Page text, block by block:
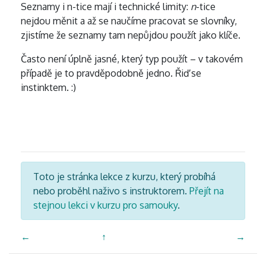
Seznamy i n-tice mají i technické limity: n-tice
nejdou měnit a až se naučíme pracovat se slovníky,
zjistíme že seznamy tam nepůjdou použít jako klíče.
Často není úplně jasné, který typ použít – v takovém
případě je to pravděpodobně jedno. Řiď se
instinktem. :)
Toto je stránka lekce z kurzu, který probíhá
nebo proběhl naživo s instruktorem. Přejít na
stejnou lekci v kurzu pro samouky.
← ↑ →